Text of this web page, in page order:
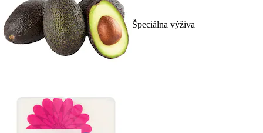
Špeciálna výživa